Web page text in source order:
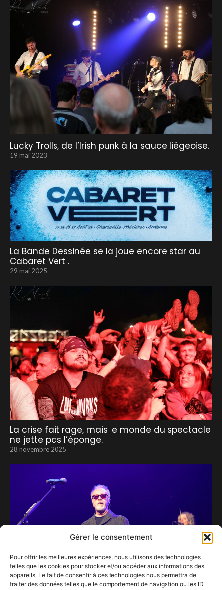
Gérer le consentement
Pour offrir les meilleures expériences, nous utilisons des technologies
telles que les cookies pour stocker et/ou accéder aux informations des
appareils. Le fait de consentir à ces technologies nous permettra de
traiter des données telles que le comportement de navigation ou les ID
Lucky Trolls, de l’Irish punk à la sauce liégeoise.
19 mai 2023
La Bande Dessinée se la joue encore star au
Cabaret Vert .
29 mai 2025
La crise fait rage, mais le monde du spectacle
ne jette pas l’éponge.
28 novembre 2025